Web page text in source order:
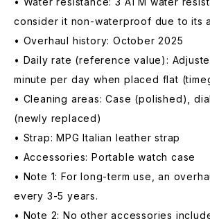
consider it non-waterproof due to its
• Overhaul history: October 2025
• Daily rate (reference value):
minute per day when placed flat
• Cleaning areas: Case (polished),
(newly replaced)
• Strap: MPG Italian leather strap
• Accessories: Portable watch case
• Note 1: For long-term use, an
every 3-5 years.
• Note 2: No other accessories